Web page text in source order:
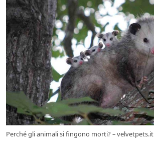
Perché gli animali si fingono morti? – velvetpets.it